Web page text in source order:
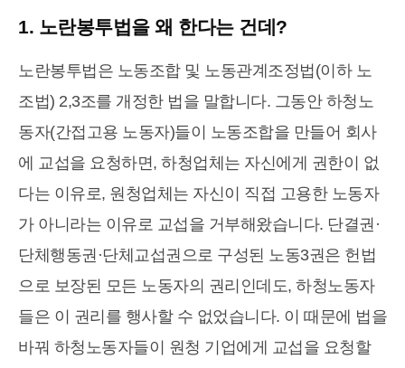
1. 노란봉투법을 왜 한다는 건데?
노란봉투법은 노동조합 및 노동관계조정법(이하 노
조법) 2,3조를 개정한 법을 말합니다. 그동안 하청노
동자(간접고용 노동자)들이 노동조합을 만들어 회사
에 교섭을 요청하면, 하청업체는 자신에게 권한이 없
다는 이유로, 원청업체는 자신이 직접 고용한 노동자
가 아니라는 이유로 교섭을 거부해왔습니다. 단결권·
단체행동권·단체교섭권으로 구성된 노동3권은 헌법
으로 보장된 모든 노동자의 권리인데도, 하청노동자
들은 이 권리를 행사할 수 없었습니다. 이 때문에 법을
바꿔 하청노동자들이 원청 기업에게 교섭을 요청할